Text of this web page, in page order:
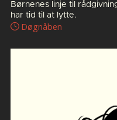
Børnenes linje til
har tid til at lytte.
Døgnåben